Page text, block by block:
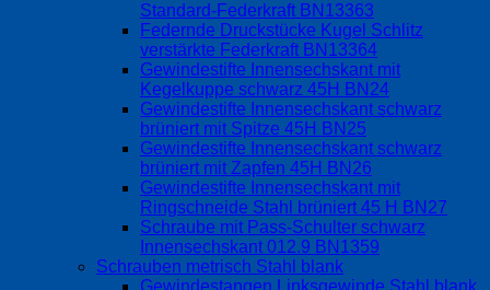
Standard-Federkraft BN13363
Federnde Druckstücke Kugel Schlitz
verstärkte Federkraft BN13364
Gewindestifte Innensechskant mit
Kegelkuppe schwarz 45H BN24
Gewindestifte Innensechskant schwarz
brüniert mit Spitze 45H BN25
Gewindestifte Innensechskant schwarz
brüniert mit Zapfen 45H BN26
Gewindestifte Innensechskant mit
Ringschneide Stahl brüniert 45 H BN27
Schraube mit Pass-Schulter schwarz
Innensechskant 012.9 BN1359
Schrauben metrisch Stahl blank